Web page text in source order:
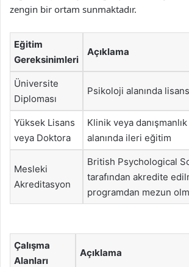
zengin bir ortam sunmaktadır.
Eğitim
Gereksinimleri
Açıklama
Üniversite
Diploması
Psikoloji alanında
Yüksek Lisans
veya Doktora
Klinik veya
alanında ileri eğitim
Mesleki
Akreditasyon
British Psychological
tarafından akredite
programdan mezun
Çalışma
Alanları
Açıklama